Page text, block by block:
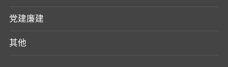
党建廉建
其他